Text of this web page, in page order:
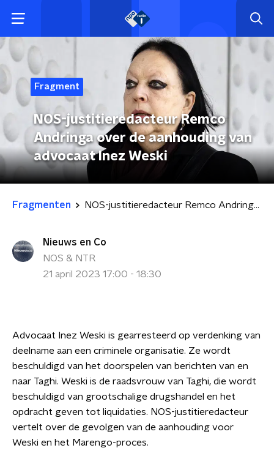
Fragment
NOS-justitieredacteur Remco
Andringa over de aanhouding van
advocaat Inez Weski
Fragmenten NOS-justitieredacteur Remco Andringa over de aanhouding van advocaat Inez Weski
Nieuws en Co
NOS & NTR
21 april 2023 17:00 - 18:30
Advocaat Inez Weski is gearresteerd op verdenking van
deelname aan een criminele organisatie. Ze wordt
beschuldigd van het doorspelen van berichten van en
naar Taghi. Weski is de raadsvrouw van Taghi, die wordt
beschuldigd van grootschalige drugshandel en het
opdracht geven tot liquidaties. NOS-justitieredacteur
vertelt over de gevolgen van de aanhouding voor
Weski en het Marengo-proces.